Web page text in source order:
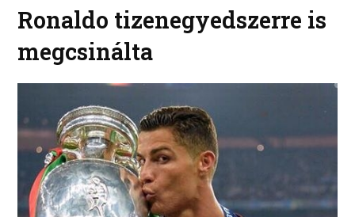
Ronaldo tizenegyedszerre is
megcsinálta